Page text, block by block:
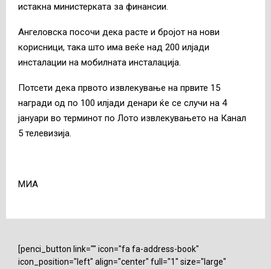
истакна министерката за финансии.
Ангеловска посочи дека расте и бројот на нови
корисници, така што има веќе над 200 илјади
инсталации на мобилната инсталација.
Потсети дека првото извлекување на првите 15
награди од по 100 илјади денари ќе се случи на 4
јануари во терминот по Лото извлекувањето на Канал
5 телевизија.
МИА
[penci_button link="" icon="fa fa-address-book"
icon_position="left" align="center" full="1" size="large"